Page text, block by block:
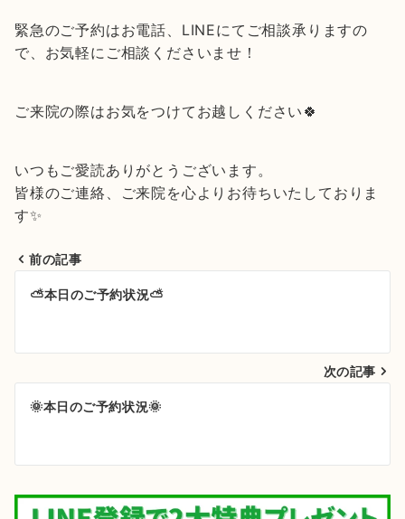
緊急のご予約はお電話、LINEにてご相談承りますの
で、お気軽にご相談くださいませ！
ご来院の際はお気をつけてお越しください🍀
いつもご愛読ありがとうございます。
皆様のご連絡、ご来院を心よりお待ちいたしておりま
す✨
ビ
ゲ
シ
ョ
前の記事
⛅本日のご予約状況⛅
次の記事
🌞本日のご予約状況🌞